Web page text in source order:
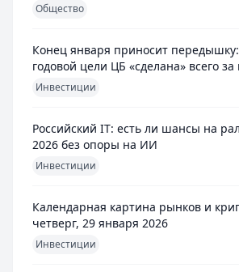
Общество
Конец января приносит
годовой цели ЦБ «сделана» всего
Инвестиции
Российский IT: есть ли шансы на
2026 без опоры на ИИ
Инвестиции
Календарная картина рынков и
четверг, 29 января 2026
Инвестиции